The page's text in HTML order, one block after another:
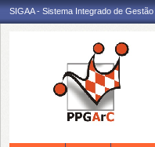
SIGAA - Sistema Integrado de